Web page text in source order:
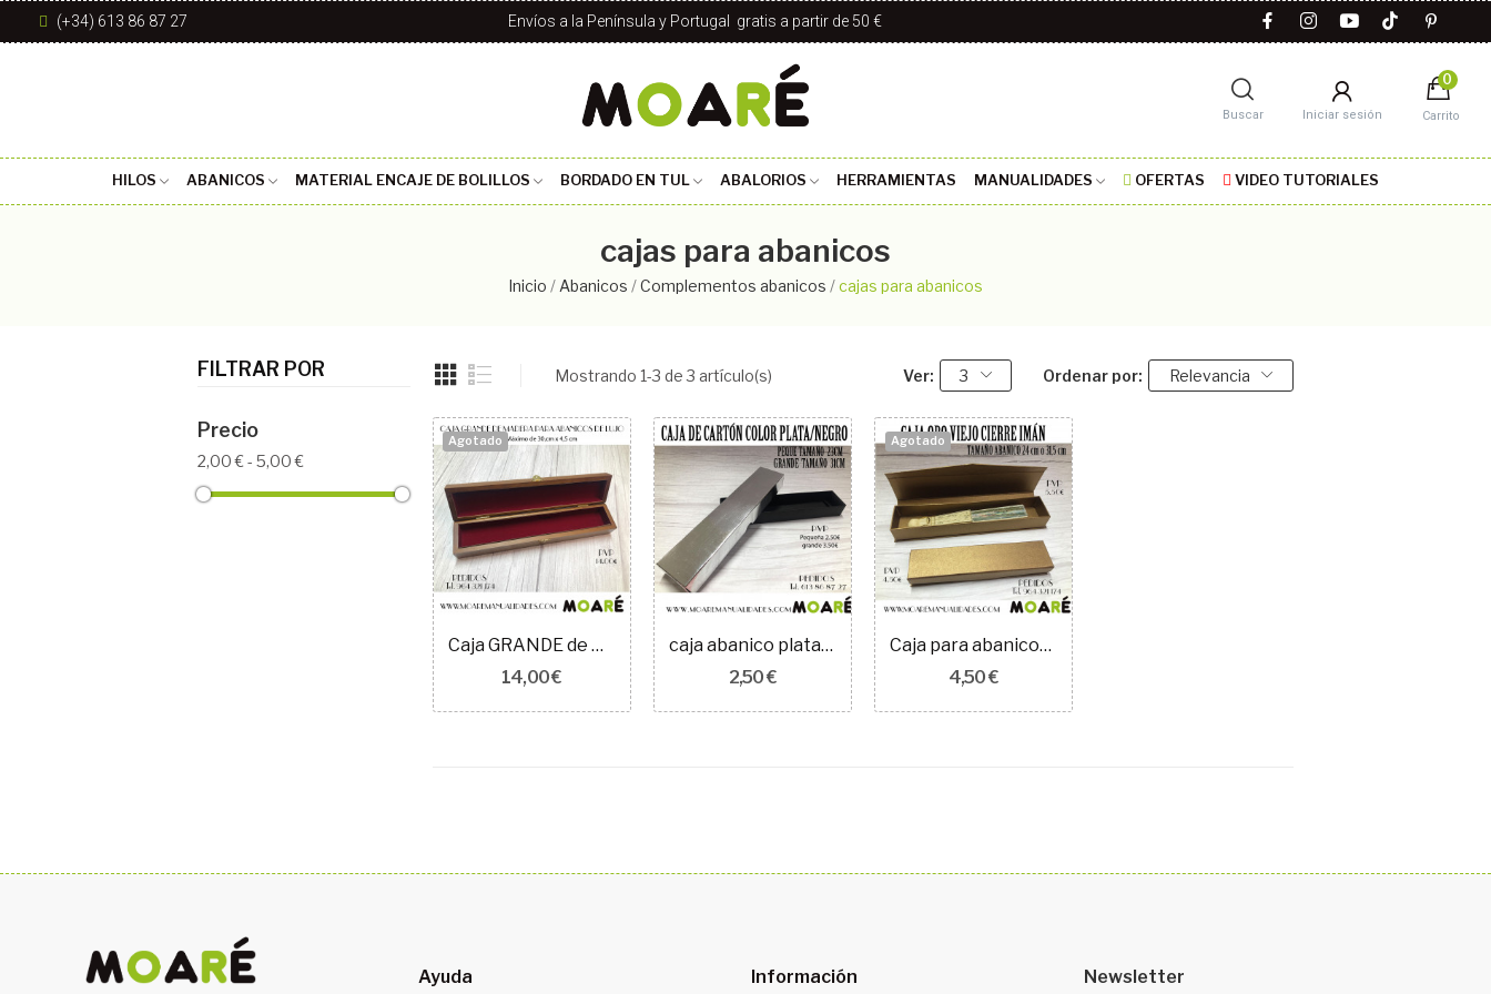
(+34) 613 86 87 27 Envíos a la Península y Portugal gratis a partir de 50 €
Buscar Iniciar sesión
0
Carrito
HILOS ABANICOS MATERIAL ENCAJE DE BOLILLOS BORDADO EN TUL ABALORIOS HERRAMIENTAS MANUALIDADES OFERTAS VIDEO TUTORIALES
cajas para abanicos
Inicio Abanicos Complementos abanicos cajas para abanicos
FILTRAR POR
Precio
2,00 € - 5,00 €
Mostrando 1-3 de 3 artículo(s) Ver: 3 Ordenar por: Relevancia
Agotado
Caja GRANDE de Madera para Abanicos de LUJO
14,00 €
caja abanico plata y negro
2,50 €
Agotado
Caja para abanicos ORO VIEJO
4,50 €
Ayuda Información Newsletter